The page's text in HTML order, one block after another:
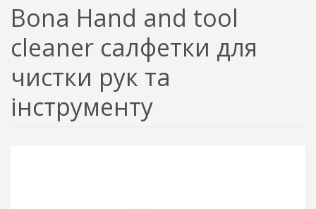
Bona Hand and tool
cleaner салфетки для
чистки рук та
інструменту